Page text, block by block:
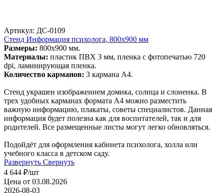
Артикул: ДС-0109
Стенд Информация психолога, 800х900 мм
Размеры: 800х900 мм.
Материалы: пластик ПВХ 3 мм, пленка с фотопечатью 720
dpi, ламинирующая пленка.
Количество карманов: 3 кармана А4.
Стенд украшен изображением домика, солнца и слоненка. В
трех удобных карманах формата А4 можно разместить
важную информацию, плакаты, советы специалистов. Данная
информация будет полезна как для воспитателей, так и для
родителей. Все размещенные листы могут легко обновляться.
Подойдёт для оформления кабинета психолога, холла или
учебного класса в детском саду.
Развернуть Свернуть
4 644 ₽/шт
Цена от 03.08.2026
2026-08-03